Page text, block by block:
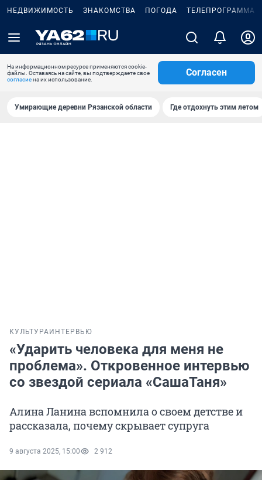
НЕДВИЖИМОСТЬ ЗНАКОМСТВА ПОГОДА ТЕЛЕПРОГРАММА
На информационном ресурсе применяются cookie-
файлы. Оставаясь на сайте, вы подтверждаете свое
согласиена их использование.
Согласен
Умирающие деревни Рязанской области Где отдохнуть этим летом
КУЛЬТУРА ИНТЕРВЬЮ
«Ударить человека для меня не
проблема». Откровенное интервью
со звездой сериала «СашаТаня»
Алина Ланина вспомнила о своем детстве и
рассказала, почему скрывает супруга
9 августа 2025, 15:00 2 912